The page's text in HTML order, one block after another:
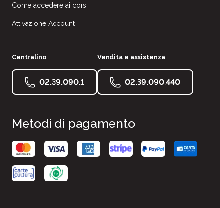
Come accedere ai corsi
Attivazione Account
Centralino
02.39.090.1
Vendita e assistenza
02.39.090.440
Metodi di pagamento